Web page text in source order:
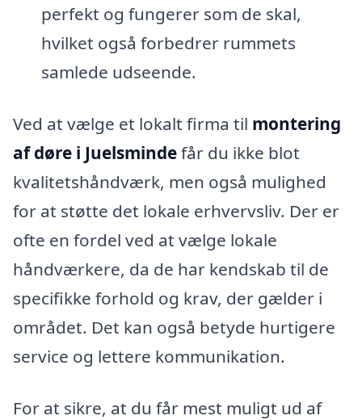
perfekt og fungerer som de skal,
hvilket også forbedrer rummets
samlede udseende.
Ved at vælge et lokalt firma til montering
af døre i Juelsmindefår du ikke blot
kvalitetshåndværk, men også mulighed
for at støtte det lokale erhvervsliv. Der er
ofte en fordel ved at vælge lokale
håndværkere, da de har kendskab til de
specifikke forhold og krav, der gælder i
området. Det kan også betyde hurtigere
service og lettere kommunikation.
For at sikre, at du får mest muligt ud af